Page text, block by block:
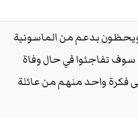
بدعم من الماسونية
سوف تفاجئوا في حال وفاة
فكرة واحد منهم من عائلة